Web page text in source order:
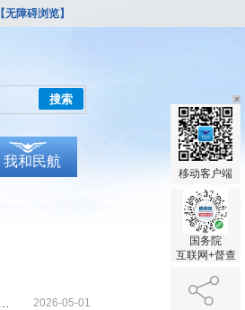
【无障碍浏览】
搜索
我和民航
2026-05-01
移动客户端
国务院
互联网+督查